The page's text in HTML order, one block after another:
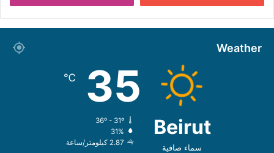
Weather
Beirut
سماء صافية
35
℃
36º - 31º
31%
2.87 كيلومتر/ساعة